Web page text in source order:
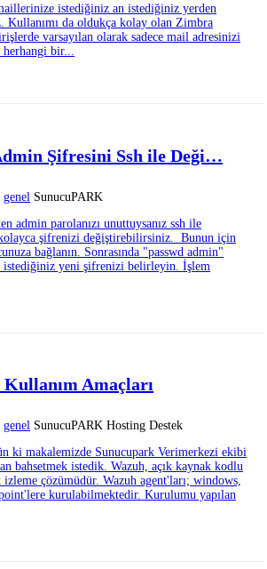
istediğiniz an istediğiniz yerden
Kullanımı da oldukça kolay olan Zimbra
varsayılan olarak sadece mail adresinizi
bir...
Şifresini Ssh ile Deği…
genel SunucuPARK
admin parolanızı unuttuysanız ssh ile
kolayca şifrenizi değiştirebilirsiniz. Bunun için
bağlanın. Sonrasında "passwd admin"
yeni şifrenizi belirleyin. İşlem
Amaçları
genel SunucuPARK Hosting Destek
ki makalemizde Sunucupark Verimerkezi ekibi
bahsetmek istedik. Wazuh, açık kaynak kodlu
çözümüdür. Wazuh agent'ları; windows,
kurulabilmektedir. Kurulumu yapılan